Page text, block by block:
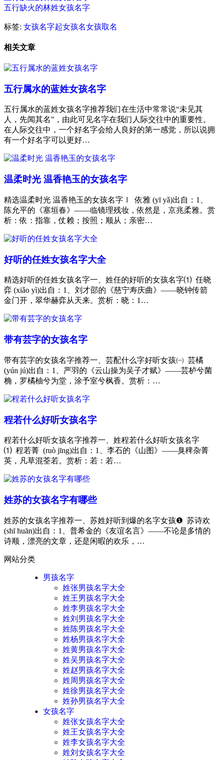
五行缺火的林姓女孩名字
标签: 女孩名字起女孩名女孩取名
相关文章
五行属水的蓝姓女孩名字
五行属水的蓝姓女孩名字推荐我们在生活中常常说“未见其
人，先闻其名”，由此可见名字在我们人际交往中的重要性。
在人际交往中，一个好名字会给人良好的第一感觉，所以说拥
有一个好名字可以更好…
温柔时光 温香艳玉的女孩名字
精选温柔时光 温香艳玉的女孩名字Ⅰ 依雅 (yī yǎ)出自：1、
陈允平的《塞垣春》——临镜理残妆，依然是，京兆柔雅。赏
析：依：指靠，仗赖；按照；顺从；亲密…
好听的任姓女孩名字大全
精选好听的任姓女孩名字一、姓任的好听的女孩名字⑴ 任晓
弈 (xiǎo yì)出自：1、刘才邵的《慈宁寿庆曲》——晓钟传箭
金门开，翠华赫弈从天来。赏析：晓：1…
带有芸字的女孩名字
带有芸字的女孩名字推荐一、芸配什么字好听女孩㈠ 芸橘
(yún jú)出自：1、严羽的《云山操为吴子才赋》——芸栌兮菌
桷，罗橘柚兮为堂，涂予室兮枫香。赏析：…
程若什么好听女孩名字
程若什么好听女孩名字推荐一、姓程若什么好听女孩名字
⑴ 程若菁 (ruò jīng)出自：1、李石的《山图》——臭稗杂菁
英，凡草混荃若。赏析：若：若…
姓苏的女孩名字有哪些
姓苏的女孩名字推荐一、苏姓好听到爆的名字女孩❶ 苏诗欢
(shī huān)出自：1、普希金的《友谊名言》——不论是多情的
诗顺，漂亮的文章，还是闲暇的欢乐，…
网站分类
男孩名字
姓张男孩名字大全
姓王男孩名字大全
姓李男孩名字大全
姓刘男孩名字大全
姓陈男孩名字大全
姓杨男孩名字大全
姓黄男孩名字大全
姓吴男孩名字大全
姓赵男孩名字大全
姓周男孩名字大全
姓徐男孩名字大全
姓孙男孩名字大全
女孩名字
姓张女孩名字大全
姓王女孩名字大全
姓李女孩名字大全
姓刘女孩名字大全